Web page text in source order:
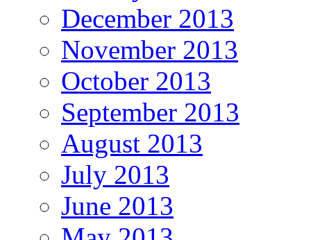
December 2013
November 2013
October 2013
September 2013
August 2013
July 2013
June 2013